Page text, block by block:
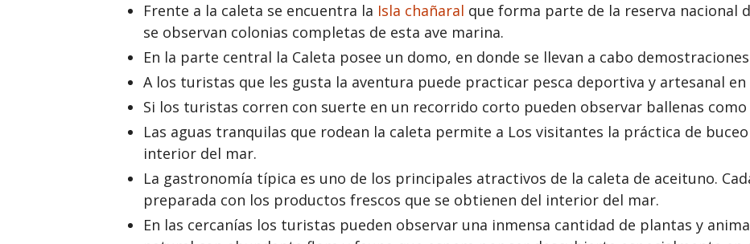
Frente a la caleta se encuentra la Isla chañaral que forma parte de la reserva nacional
se observan colonias completas de esta ave marina.
En la parte central la Caleta posee un domo, en donde se llevan a cabo
A los turistas que les gusta la aventura puede practicar pesca deportiva y artesanal
Si los turistas corren con suerte en un recorrido corto pueden observar ballenas
Las aguas tranquilas que rodean la caleta permite a Los visitantes la práctica de
interior del mar.
La gastronomía típica es uno de los principales atractivos de la caleta de aceituno.
preparada con los productos frescos que se obtienen del interior del mar.
En las cercanías los turistas pueden observar una inmensa cantidad de plantas y